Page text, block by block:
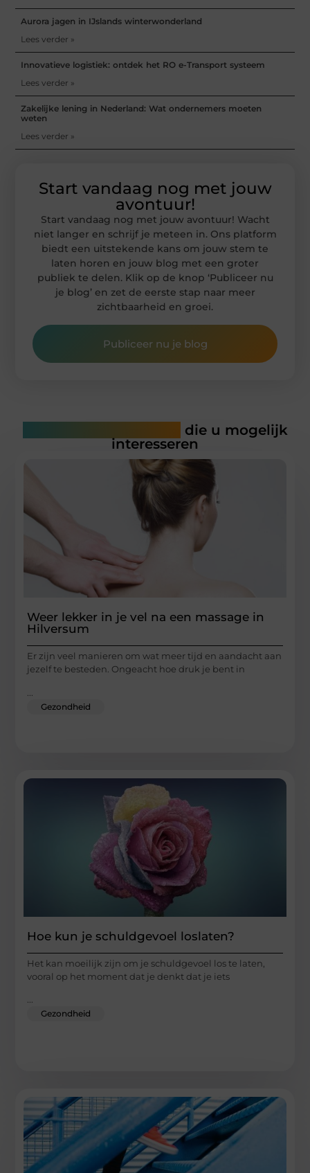
Aurora jagen in IJslands winterwonderland
Lees verder »
Innovatieve logistiek: ontdek het RO e-Transport systeem
Lees verder »
Zakelijke lening in Nederland: Wat ondernemers moeten
weten
Lees verder »
Start vandaag nog met jouw
avontuur!
Start vandaag nog met jouw avontuur! Wacht
niet langer en schrijf je meteen in. Ons platform
biedt een uitstekende kans om jouw stem te
laten horen en jouw blog met een groter
publiek te delen. Klik op de knop ‘Publiceer nu
je blog’ en zet de eerste stap naar meer
zichtbaarheid en groei.
Publiceer nu je blog
die u mogelijk
interesseren
Weer lekker in je vel na een massage in
Hilversum
Er zijn veel manieren om wat meer tijd en aandacht aan
jezelf te besteden. Ongeacht hoe druk je bent in
Gezondheid
Hoe kun je schuldgevoel loslaten?
Het kan moeilijk zijn om je schuldgevoel los te laten,
vooral op het moment dat je denkt dat je iets
Gezondheid